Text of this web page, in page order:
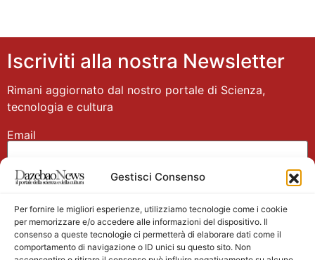
Gestisci Consenso
Per fornire le migliori esperienze, utilizziamo tecnologie come i cookie
per memorizzare e/o accedere alle informazioni del dispositivo. Il
consenso a queste tecnologie ci permetterà di elaborare dati come il
comportamento di navigazione o ID unici su questo sito. Non
Iscriviti alla nostra Newsletter
Rimani aggiornato dal nostro portale di Scienza,
tecnologia e cultura
Email
Nome